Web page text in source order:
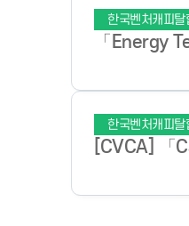
한국벤처캐피탈
「Energy
한국벤처캐피탈
[CVCA] 「